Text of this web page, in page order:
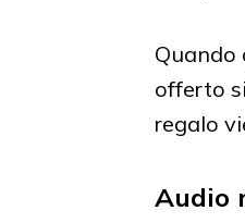
Quando
offerto
regalo
Audio